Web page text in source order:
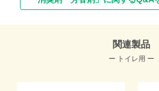
関連製品
ー トイレ用 ー